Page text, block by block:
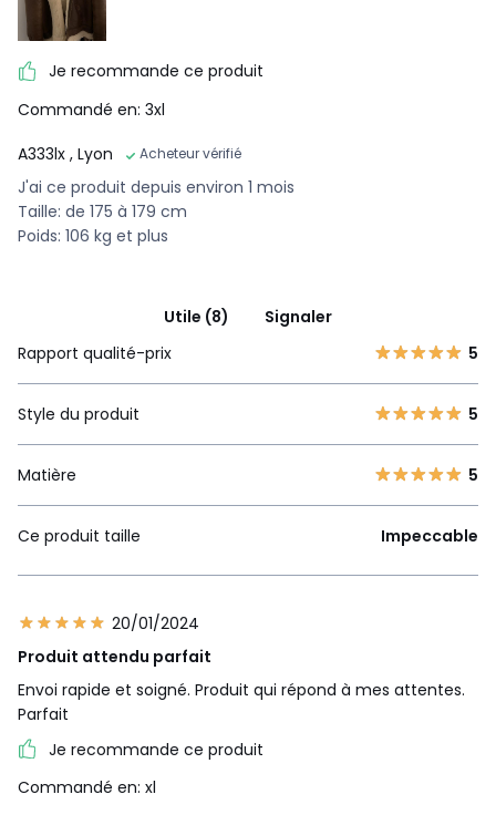
Je recommande ce produit
Commandé en: 3xl
A333lx , Lyon Acheteur vérifié
J'ai ce produit depuis environ 1 mois
Taille: de 175 à 179 cm
Poids: 106 kg et plus
Utile (8)
Signaler
Rapport qualité-prix
5
Style du produit 5
Matière 5
Ce produit taille Impeccable
20/01/2024
Produit attendu parfait
Envoi rapide et soigné. Produit qui répond à mes attentes.
Parfait
Je recommande ce produit
Commandé en: xl